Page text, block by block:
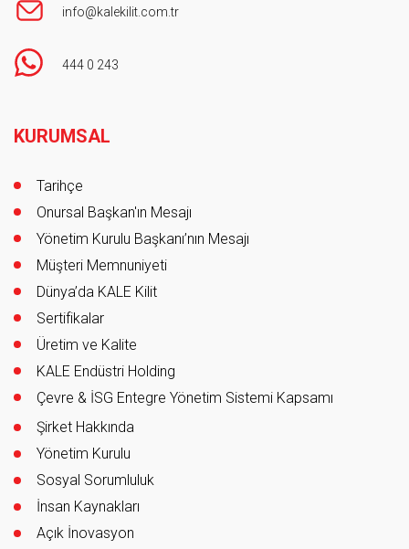
info@kalekilit.com.tr
444 0 243
KURUMSAL
Tarihçe
Onursal Başkan'ın Mesajı
Yönetim Kurulu Başkanı’nın Mesajı
Müşteri Memnuniyeti
Dünya’da KALE Kilit
Sertifikalar
Üretim ve Kalite
KALE Endüstri Holding
Çevre & İSG Entegre Yönetim Sistemi Kapsamı
Şirket Hakkında
Yönetim Kurulu
Sosyal Sorumluluk
İnsan Kaynakları
Açık İnovasyon